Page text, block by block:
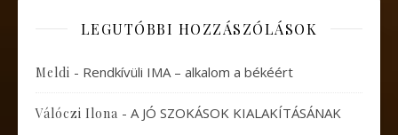
LEGUTÓBBI HOZZÁSZÓLÁSOK
Meldi - Rendkívüli IMA – alkalom a békéért
Válóczi Ilona - A JÓ SZOKÁSOK KIALAKÍTÁSÁNAK